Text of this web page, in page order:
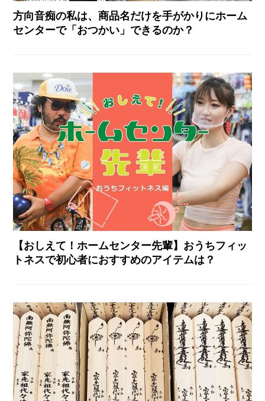
方向音痴の私は、商品名だけを手がかりにホーム
センターで「おつかい」できるのか？
【おしえて！ホームセンター先輩】おうちフィッ
トネスで初心者におすすめのアイテムは？